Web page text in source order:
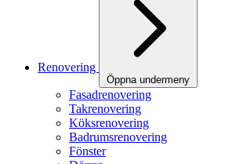
Renovering
Öppna undermeny
Fasadrenovering
Takrenovering
Köksrenovering
Badrumsrenovering
Fönster